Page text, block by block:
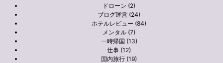
ドローン (2)
ブログ運営 (24)
ホテルレビュー (84)
メンタル (7)
一時帰国 (13)
仕事 (12)
国内旅行 (19)